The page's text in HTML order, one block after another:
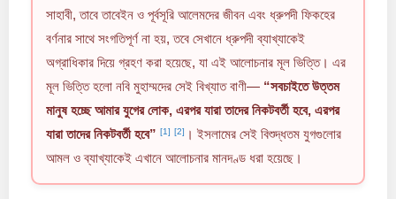
সাহাবী, তাবে তাবেইন ও পূর্বসূরি আলেমদের জীবন এবং ধ্রুপদী ফিকহের
বর্ণনার সাথে সংগতিপূর্ণ না হয়, তবে সেখানে ধ্রুপদী ব্যাখ্যাকেই
অগ্রাধিকার দিয়ে গ্রহণ করা হয়েছে, যা এই আলোচনার মূল ভিত্তি। এর
মূল ভিত্তি হলো নবি মুহাম্মদের সেই বিখ্যাত বাণী— “সবচাইতে উত্তম
মানুষ হচ্ছে আমার যুগের লোক, এরপর যারা তাদের নিকটবর্তী হবে, এরপর
যারা তাদের নিকটবর্তী হবে” [1] [2] । ইসলামের সেই বিশুদ্ধতম যুগগুলোর
আমল ও ব্যাখ্যাকেই এখানে আলোচনার মানদণ্ড ধরা হয়েছে।